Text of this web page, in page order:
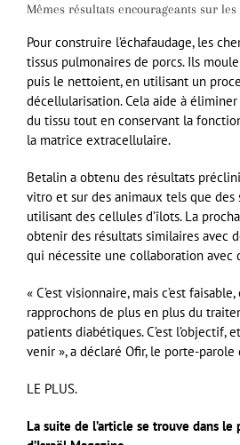
Mêmes résultats encourageants sur les
Pour construire l’échafaudage, les
tissus pulmonaires de porcs. Ils
puis le nettoient, en utilisant un
décellularisation. Cela aide à
du tissu tout en conservant la
la matrice extracellulaire.
Betalin a obtenu des résultats
vitro et sur des animaux tels que des
utilisant des cellules d’îlots. La
obtenir des résultats similaires avec
qui nécessite une collaboration avec
« C’est visionnaire, mais c’est
rapprochons de plus en plus du
patients diabétiques. C’est l’objectif,
venir », a déclaré Ofir, le porte-parole
LE PLUS.
La suite de l’article se trouve dans le